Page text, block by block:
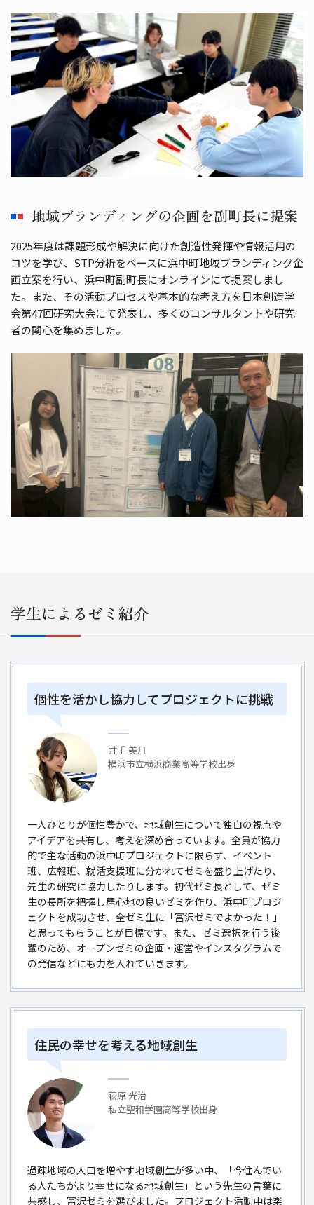
地域ブランディングの企画を副町長に提案
2025年度は課題形成や解決に向けた創造性発揮や情報活用の
コツを学び、STP分析をベースに浜中町地域ブランディング企
画立案を行い、浜中町副町長にオンラインにて提案しまし
た。また、その活動プロセスや基本的な考え方を日本創造学
会第47回研究大会にて発表し、多くのコンサルタントや研究
者の関心を集めました。
学生によるゼミ紹介
個性を活かし協力してプロジェクトに挑戦
井手 美月
横浜市立横浜商業高等学校出身
一人ひとりが個性豊かで、地域創生について独自の視点や
アイデアを共有し、考えを深め合っています。全員が協力
的で主な活動の浜中町プロジェクトに限らず、イベント
班、広報班、就活支援班に分かれてゼミを盛り上げたり、
先生の研究に協力したりします。初代ゼミ長として、ゼミ
生の長所を把握し居心地の良いゼミを作り、浜中町プロジ
ェクトを成功させ、全ゼミ生に「冨沢ゼミでよかった！」
と思ってもらうことが目標です。また、ゼミ選択を行う後
輩のため、オープンゼミの企画・運営やインスタグラムで
の発信などにも力を入れていきます。
住民の幸せを考える地域創生
萩原 光治
私立聖和学園高等学校出身
過疎地域の人口を増やす地域創生が多い中、「今住んでい
る人たちがより幸せになる地域創生」という先生の言葉に
共感し、冨沢ゼミを選びました。プロジェクト活動中は楽